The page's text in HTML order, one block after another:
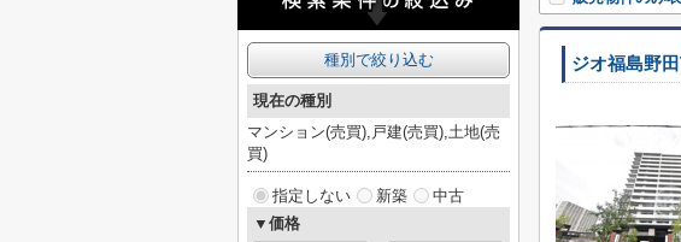
ジオ福島野
種別で絞り込む
現在の種別
マンション(売買),戸建(売買),土地(売
買)
指定しない 新築
中古
▼価格